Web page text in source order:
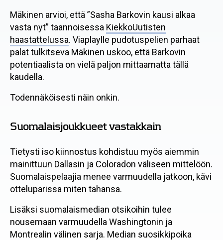
Mäkinen arvioi, että ”Sasha Barkovin kausi alkaa
vasta nyt” taannoisessa KiekkoUutisten
haastattelussa. Viaplaylle pudotuspelien parhaat
palat tulkitseva Mäkinen uskoo, että Barkovin
potentiaalista on vielä paljon mittaamatta tällä
kaudella.
Todennäköisesti näin onkin.
Suomalaisjoukkueet vastakkain
Tietysti iso kiinnostus kohdistuu myös aiemmin
mainittuun Dallasin ja Coloradon väliseen mittelöön.
Suomalaispelaajia menee varmuudella jatkoon, kävi
otteluparissa miten tahansa.
Lisäksi suomalaismedian otsikoihin tulee
nousemaan varmuudella Washingtonin ja
Montrealin välinen sarja. Median suosikkipoika